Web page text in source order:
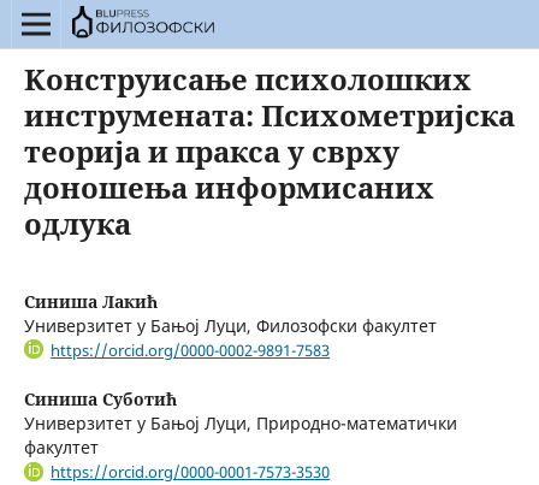
Kонструисање психолошких
инструмената: Психометријска
теорија и пракса у сврху
доношења информисаних
одлука
Синиша Лакић
Универзитет у Бањој Луци, Филозофски факултет
https://orcid.org/0000-0002-9891-7583
Синиша Суботић
Универзитет у Бањој Луци, Природно-математички
факултет
https://orcid.org/0000-0001-7573-3530